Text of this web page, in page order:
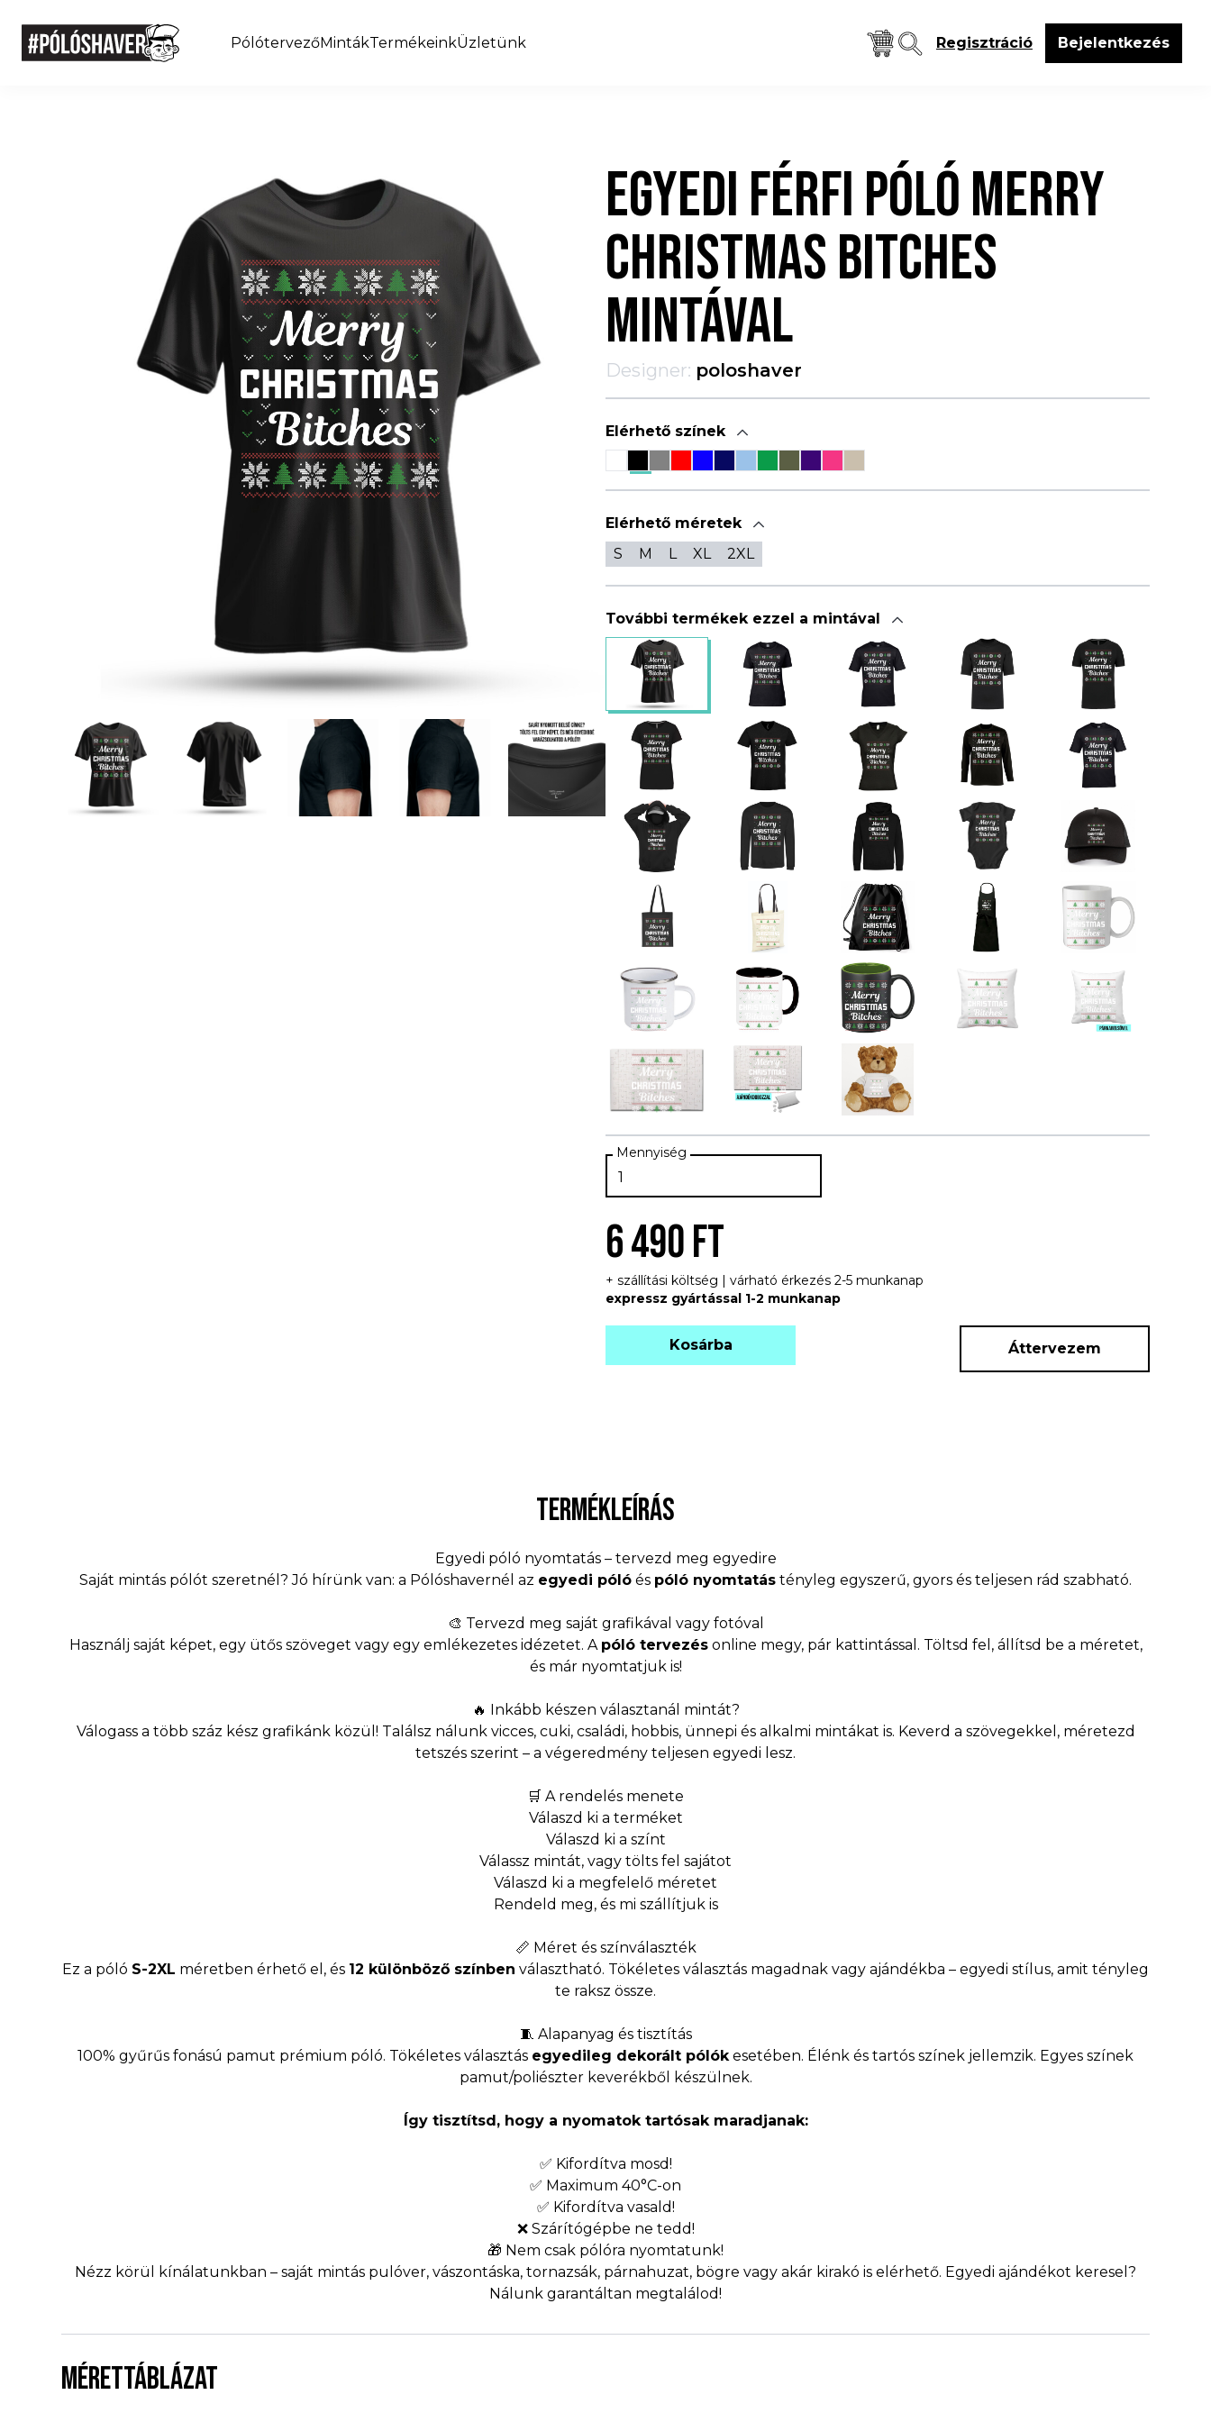
PólótervezőMintákTermékeinkÜzletünk Regisztráció Bejelentkezés
EGYEDI FÉRFI PÓLÓ MERRY
CHRISTMAS BITCHES
MINTÁVAL
Designer: poloshaver
Elérhető színek
Elérhető méretek
S
M L XL 2XL
További termékek ezzel a mintával
6 490 FT
+ szállítási költség | várható érkezés 2-5 munkanap
expressz gyártással 1-2 munkanap
Kosárba Áttervezem
TERMÉKLEÍRÁS
Egyedi póló nyomtatás – tervezd meg egyedire
Saját mintás pólót szeretnél? Jó hírünk van: a Pólóshavernél az egyedi póló és póló nyomtatás tényleg egyszerű, gyors és teljesen rád szabható.
🎨 Tervezd meg saját grafikával vagy fotóval
Használj saját képet, egy ütős szöveget vagy egy emlékezetes idézetet. A póló tervezésonline megy, pár kattintással. Töltsd fel, állítsd be a méretet,
és már nyomtatjuk is!
🔥 Inkább készen választanál mintát?
Válogass a több száz kész grafikánk közül! Találsz nálunk vicces, cuki, családi, hobbis, ünnepi és alkalmi mintákat is. Keverd a szövegekkel, méretezd
tetszés szerint – a végeredmény teljesen egyedi lesz.
🛒 A rendelés menete
Válaszd ki a terméket
Válaszd ki a színt
Válassz mintát, vagy tölts fel sajátot
Válaszd ki a megfelelő méretet
Rendeld meg, és mi szállítjuk is
📏 Méret és színválaszték
Ez a póló S-2XL méretben érhető el, és 12 különböző színben választható. Tökéletes választás magadnak vagy ajándékba – egyedi stílus, amit tényleg
te raksz össze.
🧵 Alapanyag és tisztítás
100% gyűrűs fonású pamut prémium póló. Tökéletes választás egyedileg dekorált pólókesetében. Élénk és tartós színek jellemzik. Egyes színek
pamut/poliészter keverékből készülnek.
Így tisztítsd, hogy a nyomatok tartósak maradjanak:
✅ Kifordítva mosd!
✅ Maximum 40°C-on
✅ Kifordítva vasald!
❌ Szárítógépbe ne tedd!
🎁 Nem csak pólóra nyomtatunk!
Nézz körül kínálatunkban – saját mintás pulóver, vászontáska, tornazsák, párnahuzat, bögre vagy akár kirakó is elérhető. Egyedi ajándékot keresel?
Nálunk garantáltan megtalálod!
MÉRETTÁBLÁZAT